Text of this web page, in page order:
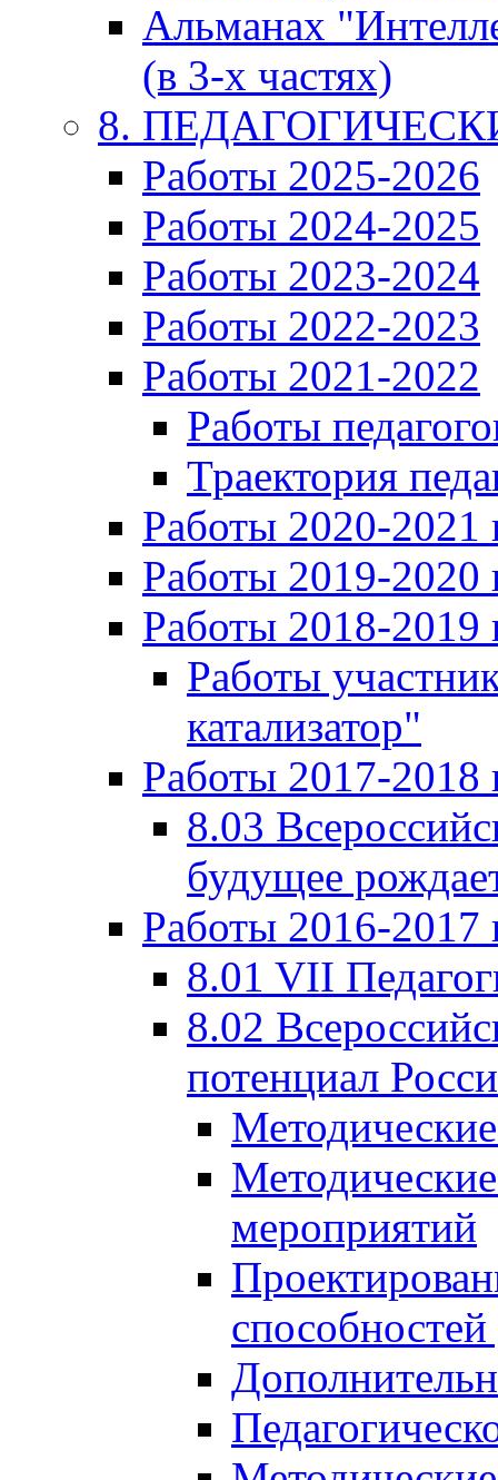
Альманах
(в 3-х частях)
8.
Работы 2025-2026
Работы 2024-2025
Работы 2023-2024
Работы 2022-2023
Работы 2021-2022
Работы
Траектория
Работы 2020-2021
Работы 2019-2020
Работы 2018-2019
Работы
катализатор"
Работы 2017-2018
8.03
будущее
Работы 2016-2017
8.01 VII
8.02
потенциал
мероприятий